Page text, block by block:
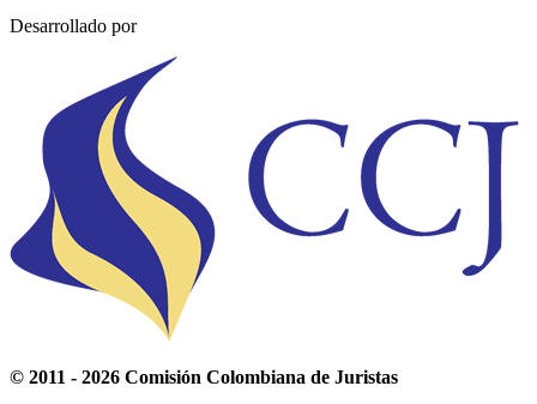
Desarrollado por
© 2011 - 2026 Comisión Colombiana de Juristas